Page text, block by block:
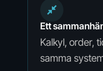
Ett
Kalkyl, order,
samma